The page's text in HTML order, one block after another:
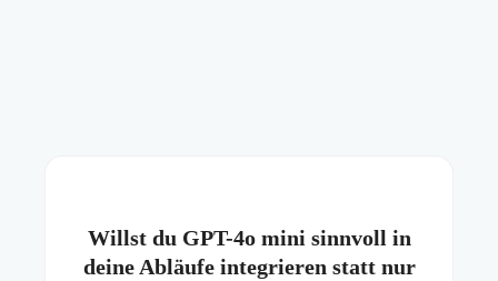
Willst du GPT-4o mini sinnvoll in
deine Abläufe integrieren statt nur